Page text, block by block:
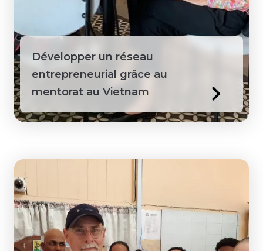
Jamaïque
Mongolie
Pérou
Développer un réseau
entrepreneurial grâce au
mentorat au Vietnam